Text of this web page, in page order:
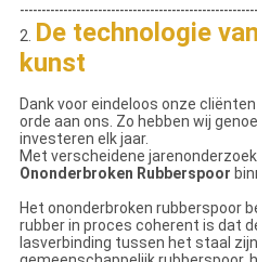
2. De technologie
kunst
Dank voor eindeloos onze
orde aan ons. Zo hebben wij
investeren elk jaar.
Met verscheidene
Ononderbroken Rubberspoor
Het ononderbroken rubberspoor
rubber in proces coherent is dat
lasverbinding tussen het staal